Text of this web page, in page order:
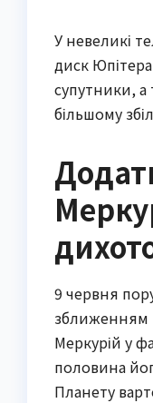
У невеликі
диск
супутники,
більшому
9 червня
Меркурій у
половина
Планету